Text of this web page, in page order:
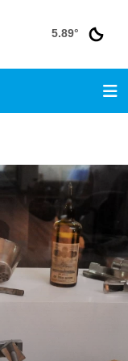
5.89°